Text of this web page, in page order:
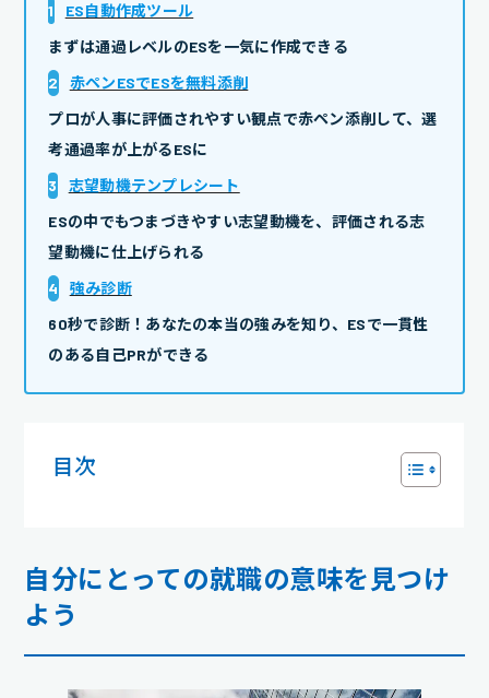
1
ES自動作成ツール
まずは通過レベルのESを一気に作成できる
2
赤ペンESでESを無料添削
プロが人事に評価されやすい観点で赤ペン添削して、選
考通過率が上がるESに
3
志望動機テンプレシート
ESの中でもつまづきやすい志望動機を、評価される志
望動機に仕上げられる
4
強み診断
60秒で診断！あなたの本当の強みを知り、ESで一貫性
のある自己PRができる
目次
自分にとっての就職の意味を見つけ
よう